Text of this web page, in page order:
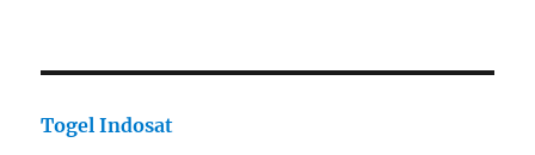
Togel Indosat